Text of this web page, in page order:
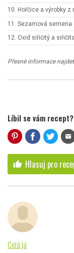
10. Hořčice a výrobky z
11. Sezamová
12. Oxid siřičitý a
Přesné informace
Líbil se vám
mail
thumb_up Hlasuj pro
Celá já